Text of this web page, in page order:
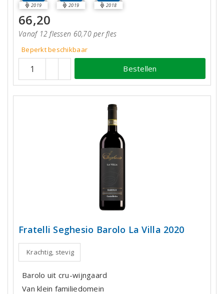
2019 2019 2018
66,20
Vanaf 12 flessen 60,70 per fles
Beperkt beschikbaar
Bestellen
Fratelli Seghesio Barolo La Villa 2020
Krachtig, stevig
Barolo uit cru-wijngaard
Van klein familiedomein